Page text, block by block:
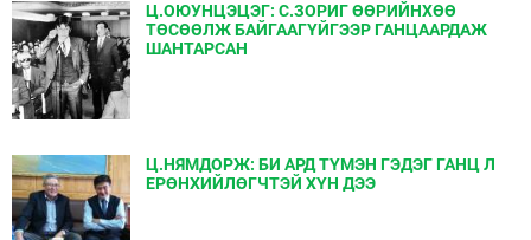
Ц.ОЮУНЦЭЦЭГ: С.ЗОРИГ ӨӨРИЙНХӨӨ
ТӨСӨӨЛЖ БАЙГААГҮЙГЭЭР ГАНЦААРДАЖ
ШАНТАРСАН
Ц.НЯМДОРЖ: БИ АРД ТҮМЭН ГЭДЭГ ГАНЦ Л
ЕРӨНХИЙЛӨГЧТЭЙ ХҮН ДЭЭ